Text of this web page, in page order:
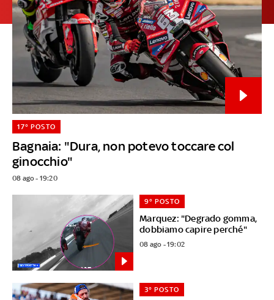
Bagnaia: "Dura, non potevo toccare col
ginocchio"
17° POSTO
08 ago - 19:20
Marquez: "Degrado gomma,
dobbiamo capire perché"
9° POSTO
08 ago - 19:02
3° POSTO